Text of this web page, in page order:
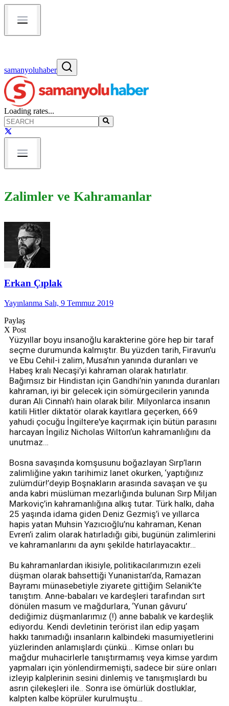
samanyoluhaber
Loading rates...
Zalimler ve Kahramanlar
Erkan Çıplak
Yayınlanma Salı, 9 Temmuz 2019
Paylaş
X Post
Yüzyıllar boyu insanoğlu karakterine göre hep bir taraf
seçme durumunda kalmıştır. Bu yüzden tarih, Firavun’u
ve Ebu Cehil-i zalim, Musa’nın yanında duranları ve
Habeş kralı Necaşi’yi kahraman olarak hatırlatır.
Bağımsız bir Hindistan için Gandhi’nin yanında duranları
kahraman, iyi bir gelecek için sömürgecilerin yanında
duran Ali Cinnah’ı hain olarak bilir. Milyonlarca insanın
katili Hitler diktatör olarak kayıtlara geçerken, 669
yahudi çocuğu İngiltere'ye kaçırmak için bütün parasını
harcayan İngiliz Nicholas Wilton’un kahramanlığını da
unutmaz…
Bosna savaşında komşusunu boğazlayan Sırp’ların
zalimliğine yakın tarihimiz lanet okurken, ‘yaptığınız
zulümdür!’deyip Boşnakların arasında savaşan ve şu
anda kabri müslüman mezarlığında bulunan Sırp Miljan
Markoviç’in kahramanlığına alkış tutar. Türk halkı, daha
25 yaşında idama giden Deniz Gezmiş’i ve yıllarca
hapis yatan Muhsin Yazıcıoğlu’nu kahraman, Kenan
Evren’i zalim olarak hatırladığı gibi, bugünün zalimlerini
ve kahramanlarını da aynı şekilde hatırlayacaktır…
Bu kahramanlardan ikisiyle, politikacılarımızın ezeli
düşman olarak bahsettiği Yunanistan’da, Ramazan
Bayramı münasebetiyle ziyarete gittiğim Selanik’te
tanıştım. Anne-babaları ve kardeşleri tarafından sırt
dönülen masum ve mağdurlara, ‘Yunan gâvuru’
dediğimiz düşmanlarımız (!) anne babalık ve kardeşlik
ediyordu. Kendi devletinin terörist ilan edip yaşam
hakkı tanımadığı insanların kalbindeki masumiyetlerini
yüzlerinden anlamışlardı çünkü... Kimse onları bu
mağdur muhacirlerle tanıştırmamış veya kimse yardım
yapmaları için yönlendirmemişti, sadece bir süre onları
izleyip kalplerinin sesini dinlemiş ve tanışmışlardı bu
asrın çilekeşleri ile.. Sonra ise ömürlük dostluklar,
kalpten kalbe köprüler kurulmuştu…